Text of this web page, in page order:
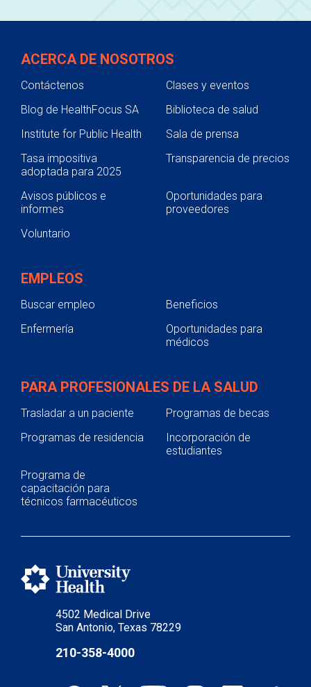
4502 Medical Drive
San Antonio, Texas 78229
210-358-4000
ACERCA DE NOSOTROS
Contáctenos
Clases y eventos
Blog de HealthFocus SA
Biblioteca de salud
Institute for Public Health
Sala de prensa
Tasa impositiva
adoptada para 2025
Transparencia de precios
Avisos públicos e
informes
Oportunidades para
proveedores
Voluntario
EMPLEOS
Buscar empleo
Beneficios
Enfermería
Oportunidades para
médicos
PARA PROFESIONALES DE LA SALUD
Trasladar a un paciente
Programas de becas
Programas de residencia
Incorporación de
estudiantes
Programa de
capacitación para
técnicos farmacéuticos